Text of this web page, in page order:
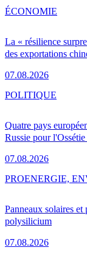
La « résilience
des exportations
07.08.2026
ÉCONOMIE
Quatre pays
Russie pour
07.08.2026
POLITIQUE
Panneaux solaires
polysilicium
07.08.2026
PROENERGIE,